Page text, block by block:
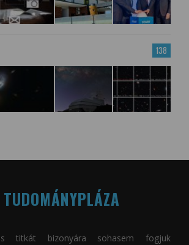
138
titkát bizonyára sohasem fogjuk